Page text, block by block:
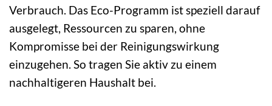
Verbrauch. Das Eco-Programm ist speziell darauf
ausgelegt, Ressourcen zu sparen, ohne
Kompromisse bei der Reinigungswirkung
einzugehen. So tragen Sie aktiv zu einem
nachhaltigeren Haushalt bei.